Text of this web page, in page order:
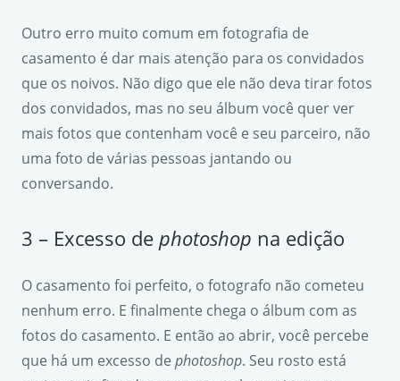
Outro erro muito comum em fotografia de
casamento é dar mais atenção para os convidados
que os noivos. Não digo que ele não deva tirar fotos
dos convidados, mas no seu álbum você quer ver
mais fotos que contenham você e seu parceiro, não
uma foto de várias pessoas jantando ou
conversando.
3 – Excesso de photoshop na edição
O casamento foi perfeito, o fotografo não cometeu
nenhum erro. E finalmente chega o álbum com as
fotos do casamento. E então ao abrir, você percebe
que há um excesso de photoshop. Seu rosto está